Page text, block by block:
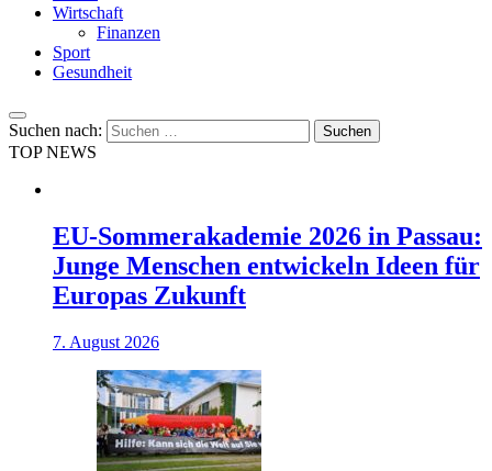
Wirtschaft
Finanzen
Sport
Gesundheit
Suchen nach:
TOP NEWS
EU-Sommerakademie 2026 in Passau:
Junge Menschen entwickeln Ideen für
Europas Zukunft
7. August 2026